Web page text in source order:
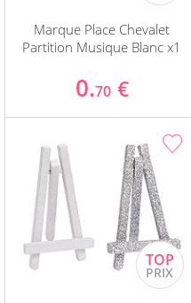
Marque Place Chevalet
Partition Musique Blanc x1
0.70 €